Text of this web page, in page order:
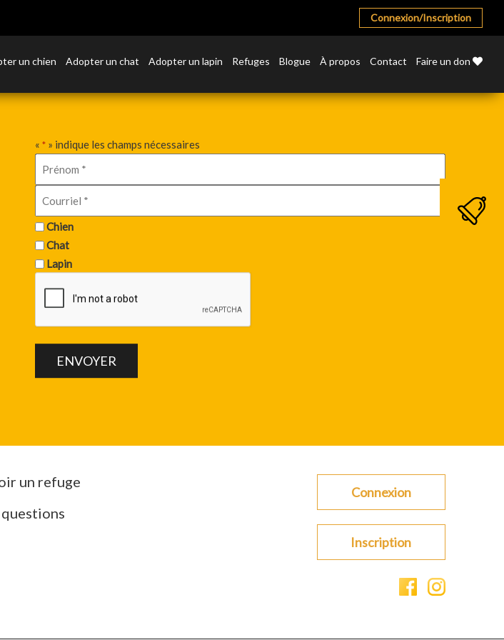
Connexion/Inscription
un chien Adopter un chat Adopter un lapin Refuges Blogue À propos Contact Faire un don
« * » indique les champs nécessaires
Chien
Chat
Lapin
un refuge
Connexion
Inscription